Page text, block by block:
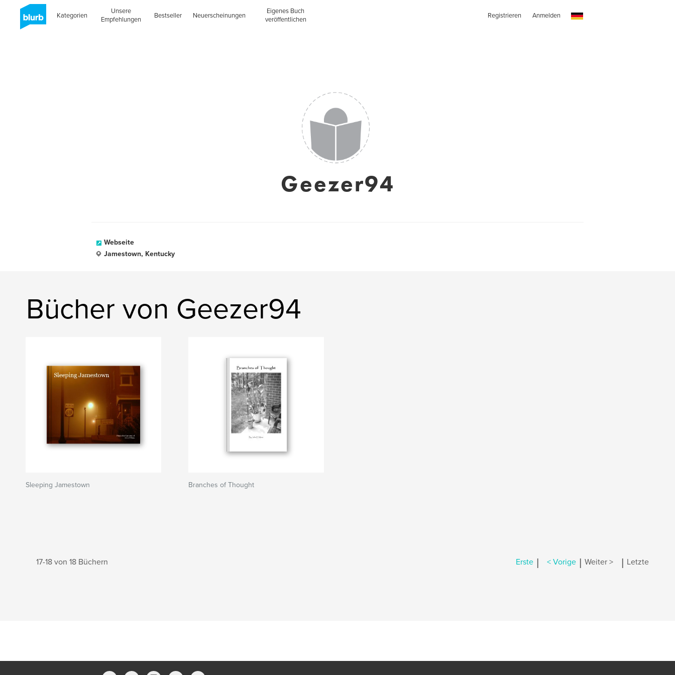
Kategorien
Unsere
Empfehlungen
Bestseller Neuerscheinungen
Eigenes Buch
veröffentlichen
Registrieren Anmelden
Geezer94
Webseite
Jamestown, Kentucky
Bücher von Geezer94
Sleeping Jamestown Branches of Thought
17-18 von 18 Büchern Erste | < Vorige | Weiter > | Letzte